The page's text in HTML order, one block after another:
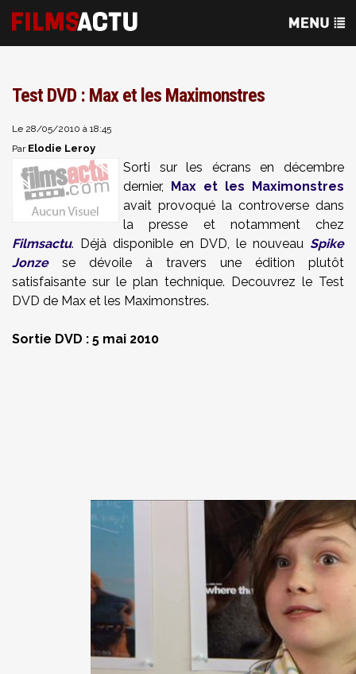
Test DVD : Max et les Maximonstres
Le 28/05/2010 à 18:45
Par Elodie Leroy
Sorti sur les écrans en décembre
dernier, Max et les Maximonstres
avait provoqué la controverse dans
la presse et notamment chez
Filmsactu. Déjà disponible en DVD, le nouveau Spike
Jonzese dévoile à travers une édition plutôt
satisfaisante sur le plan technique. Decouvrez le Test
DVD de Max et les Maximonstres.
Sortie DVD : 5 mai 2010